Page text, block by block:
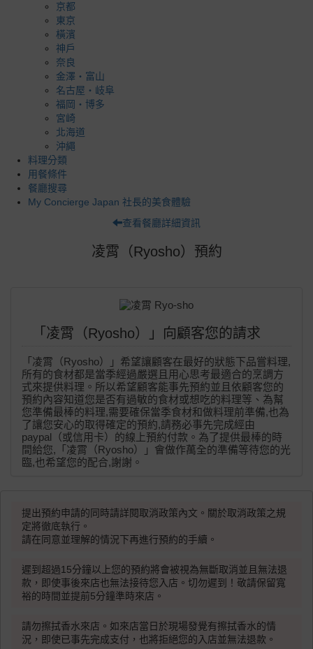
京都
東京
橫濱
神戶
奈良
金澤・富山
名古屋・岐阜
福岡・博多
宮崎
北海道
沖繩
料理分類
用餐條件
餐廳搜尋
My Concierge Japan 社長的美食體驗
查看餐廳詳細資訊
凌霄（Ryosho）預約
「凌霄（Ryosho）」向顧客您的請求
「凌霄（Ryosho）」希望讓顧客在最好的狀態下品嘗料理,
所有的食材都是當季經過嚴選且用心思考最適合的烹調方
式來提供料理。所以希望顧客能事先預約並且依顧客您的
預約內容知道您是否有過敏的食材或想吃的料理等、為幫
您準備最棒的料理,需要確保當季食材和做料理前準備,也為
了讓您安心的取得確定的預約,請務必事先完成經由
paypal（或信用卡）的線上預約付款。為了提供最棒的時
間給您,「凌霄（Ryosho）」會做作萬全的準備等待您的光
臨,也希望您的配合,謝謝。
提出預約申請的同時請詳閱取消政策內文。關於取消政策之規
定將徹底執行。
請在同意並理解的情況下再進行預約的手續。
遲到超過15分鐘以上您的預約將會被視為無斷取消並且無法退
款，即使事後來店也無法接待您入店。切勿遲到！敬請保留寬
裕的時間並提前5分鐘準時來店。
請勿擦拭香水來店。如來店當日於現場發覺有擦拭香水的情
況，即使已事先完成支付，也將拒絕您的入店並無法退款。